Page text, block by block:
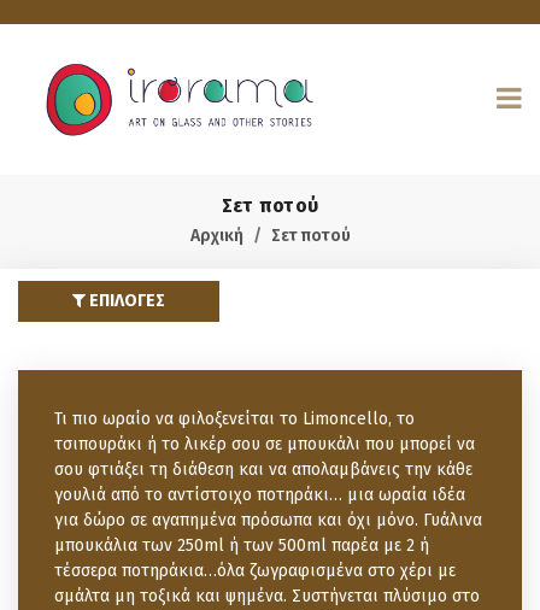
Σετ ποτού
Αρχική Σετ ποτού
ΕΠΙΛΟΓΕΣ
Τι πιο ωραίο να φιλοξενείται το Limoncello, το
τσιπουράκι ή το λικέρ σου σε μπουκάλι που μπορεί να
σου φτιάξει τη διάθεση και να απολαμβάνεις την κάθε
γουλιά από το αντίστοιχο ποτηράκι… μια ωραία ιδέα
για δώρο σε αγαπημένα πρόσωπα και όχι μόνο. Γυάλινα
μπουκάλια των 250ml ή των 500ml παρέα με 2 ή
τέσσερα ποτηράκια…όλα ζωγραφισμένα στο χέρι με
σμάλτα μη τοξικά και ψημένα. Συστήνεται πλύσιμο στο